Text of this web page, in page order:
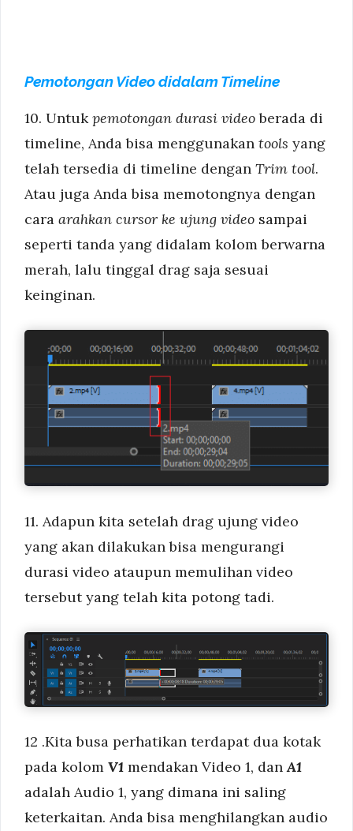
Pemotongan Video didalam Timeline
10. Untuk pemotongan durasi videoberada di
timeline, Anda bisa menggunakan tools yang
telah tersedia di timeline dengan Trim tool.
Atau juga Anda bisa memotongnya dengan
cara arahkan cursor ke ujung video sampai
seperti tanda yang didalam kolom berwarna
merah, lalu tinggal drag saja sesuai
keinginan.
11. Adapun kita setelah drag ujung video
yang akan dilakukan bisa mengurangi
durasi video ataupun memulihan video
tersebut yang telah kita potong tadi.
12 .Kita busa perhatikan terdapat dua kotak
pada kolom V1 mendakan Video 1, danA1
adalah Audio 1, yang dimana ini saling
keterkaitan. Anda bisa menghilangkan audio